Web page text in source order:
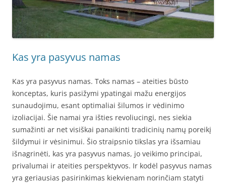
Kas yra pasyvus namas
Kas yra pasyvus namas. Toks namas – ateities būsto
konceptas, kuris pasižymi ypatingai mažu energijos
sunaudojimu, esant optimaliai šilumos ir vėdinimo
izoliacijai. Šie namai yra išties revoliucingi, nes siekia
sumažinti ar net visiškai panaikinti tradicinių namų poreikį
šildymui ir vėsinimui. Šio straipsnio tikslas yra išsamiau
išnagrinėti, kas yra pasyvus namas, jo veikimo principai,
privalumai ir ateities perspektyvos. Ir kodėl pasyvus namas
yra geriausias pasirinkimas kiekvienam norinčiam statyti